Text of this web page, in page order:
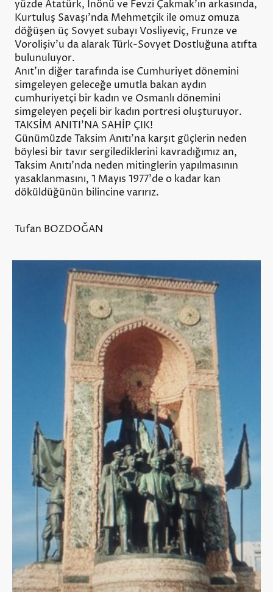
yüzde Atatürk, İnönü ve Fevzi Çakmak'ın arkasında,
Kurtuluş Savaşı'nda Mehmetçik ile omuz omuza
döğüşen üç Sovyet subayı Vosliyeviç, Frunze ve
Vorolişiv'u da alarak Türk-Sovyet Dostluğuna atıfta
bulunuluyor.
Anıt'ın diğer tarafında ise Cumhuriyet dönemini
simgeleyen geleceğe umutla bakan aydın
cumhuriyetçi bir kadın ve Osmanlı dönemini
simgeleyen peçeli bir kadın portresi oluşturuyor.
TAKSİM ANITI'NA SAHİP ÇIK!
Günümüzde Taksim Anıtı'na karşıt güçlerin neden
böylesi bir tavır sergilediklerini kavradığımız an,
Taksim Anıtı'nda neden mitinglerin yapılmasının
yasaklanmasını, 1 Mayıs 1977'de o kadar kan
döküldüğünün bilincine varırız.
Tufan BOZDOĞAN